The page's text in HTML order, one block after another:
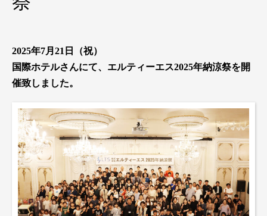
2025年7月21日（祝）
国際ホテルさんにて、エルティーエス2025年納涼祭を開
催致しました。